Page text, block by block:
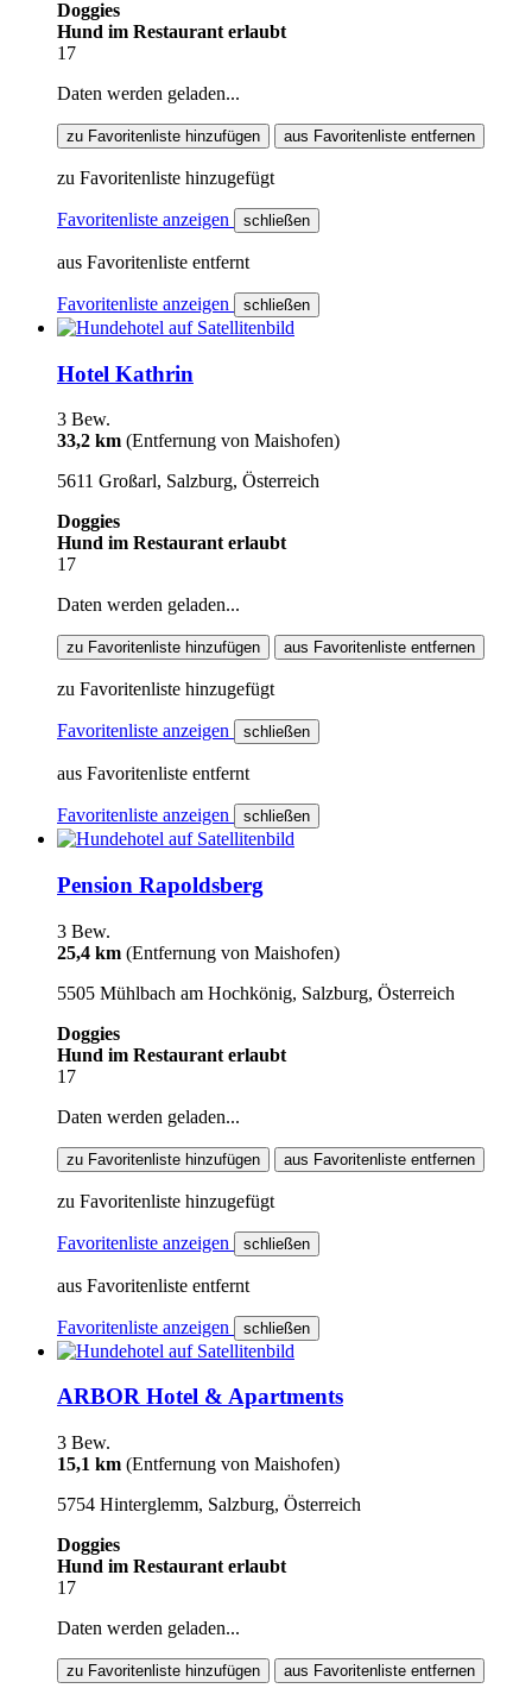
Doggies
Hund im Restaurant erlaubt
17
Daten werden geladen...
zu Favoritenliste hinzufügen aus Favoritenliste entfernen
zu Favoritenliste hinzugefügt
Favoritenliste anzeigen schließen
aus Favoritenliste entfernt
Favoritenliste anzeigen schließen
Hotel Kathrin
3 Bew.
33,2 km (Entfernung von Maishofen)
5611 Großarl, Salzburg, Österreich
Doggies
Hund im Restaurant erlaubt
17
Daten werden geladen...
zu Favoritenliste hinzufügen aus Favoritenliste entfernen
zu Favoritenliste hinzugefügt
Favoritenliste anzeigen schließen
aus Favoritenliste entfernt
Favoritenliste anzeigen schließen
Pension Rapoldsberg
3 Bew.
25,4 km (Entfernung von Maishofen)
5505 Mühlbach am Hochkönig, Salzburg, Österreich
Doggies
Hund im Restaurant erlaubt
17
Daten werden geladen...
zu Favoritenliste hinzufügen aus Favoritenliste entfernen
zu Favoritenliste hinzugefügt
Favoritenliste anzeigen schließen
aus Favoritenliste entfernt
Favoritenliste anzeigen schließen
ARBOR Hotel & Apartments
3 Bew.
15,1 km (Entfernung von Maishofen)
5754 Hinterglemm, Salzburg, Österreich
Doggies
Hund im Restaurant erlaubt
17
Daten werden geladen...
zu Favoritenliste hinzufügen aus Favoritenliste entfernen